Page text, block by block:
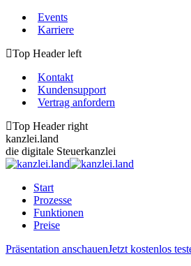
Zum
Inhalt
Events
Karriere
Top Header left
Kontakt
Kundensupport
Vertrag anfordern
Top Header right
kanzlei.land
die digitale Steuerkanzlei
Start
Prozesse
Funktionen
Preise
Präsentation anschauenJetzt kostenlos